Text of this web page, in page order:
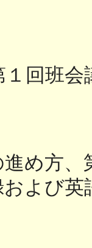
回班
め方
および